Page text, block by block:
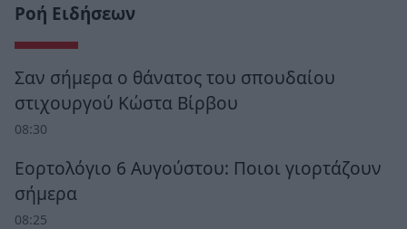
Ροή Ειδήσεων
Σαν σήμερα ο θάνατος του σπουδαίου
στιχουργού Κώστα Βίρβου
08:30
Εορτολόγιο 6 Αυγούστου: Ποιοι γιορτάζουν
σήμερα
08:25